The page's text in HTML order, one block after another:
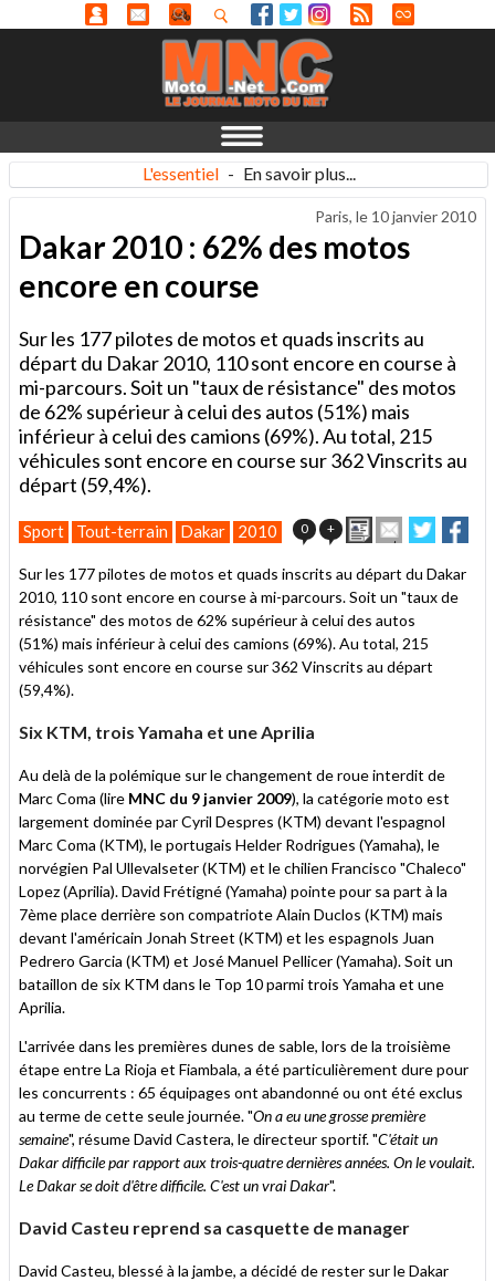
L'essentiel - En savoir plus...
Paris, le 10 janvier 2010
Dakar 2010 : 62% des motos
encore en course
Sur les 177 pilotes de motos et quads inscrits au
départ du Dakar 2010, 110 sont encore en course à
mi-parcours. Soit un "taux de résistance" des motos
de 62% supérieur à celui des autos (51%) mais
inférieur à celui des camions (69%). Au total, 215
véhicules sont encore en course sur 362 Vinscrits au
départ (59,4%).
Sport Tout-terrain Dakar 2010 0 + ImprimerEnvoyer
cet
à
un
ami
Partager
sur
sur
Sur les 177 pilotes de motos et quads inscrits au départ du Dakar
2010, 110 sont encore en course à mi-parcours. Soit un "taux de
résistance" des motos de 62% supérieur à celui des autos
(51%) mais inférieur à celui des camions (69%). Au total, 215
véhicules sont encore en course sur 362 Vinscrits au départ
(59,4%).
Six KTM, trois Yamaha et une Aprilia
Au delà de la polémique sur le changement de roue interdit de
Marc Coma (lire MNC du 9 janvier 2009), la catégorie moto est
largement dominée par Cyril Despres (KTM) devant l'espagnol
Marc Coma (KTM), le portugais Helder Rodrigues (Yamaha), le
norvégien Pal Ullevalseter (KTM) et le chilien Francisco "Chaleco"
Lopez (Aprilia). David Frétigné (Yamaha) pointe pour sa part à la
7ème place derrière son compatriote Alain Duclos (KTM) mais
devant l'américain Jonah Street (KTM) et les espagnols Juan
Pedrero Garcia (KTM) et José Manuel Pellicer (Yamaha). Soit un
bataillon de six KTM dans le Top 10 parmi trois Yamaha et une
Aprilia.
L'arrivée dans les premières dunes de sable, lors de la troisième
étape entre La Rioja et Fiambala, a été particulièrement dure pour
les concurrents : 65 équipages ont abandonné ou ont été exclus
au terme de cette seule journée. "On a eu une grosse première
semaine", résume David Castera, le directeur sportif. "C'était un
Dakar difficile par rapport aux trois-quatre dernières années. On le voulait.
Le Dakar se doit d'être difficile. C'est un vrai Dakar".
David Casteu reprend sa casquette de manager
David Casteu, blessé à la jambe, a décidé de rester sur le Dakar